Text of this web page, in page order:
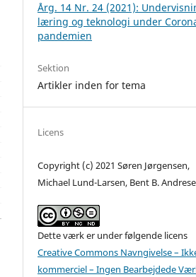
Årg. 14 Nr. 24 (2021):
læring og teknologi under
pandemien
Sektion
Artikler inden for tema
Licens
Copyright (c) 2021 Søren Jørgensen,
Michael Lund-Larsen, Bent B.
Dette værk er under følgende licens
Creative Commons Navngivelse –
kommerciel – Ingen Bearbejdede